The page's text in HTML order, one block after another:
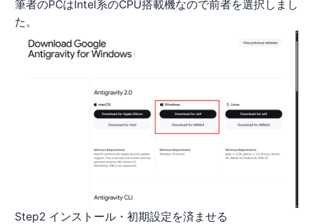
筆者のPCはIntel系のCPU搭載機なので前者を選択しまし
た。
Step2 インストール・初期設定を済ませる